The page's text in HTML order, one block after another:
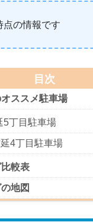
点の情報です
目次
ススメ駐車場
5丁目駐車場
4丁目駐車場
較表
地図